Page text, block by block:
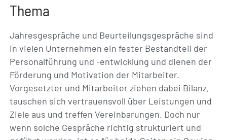
Thema
Jahresgespräche und Beurteilungsgespräche sind
in vielen Unternehmen ein fester Bestandteil der
Personalführung und -entwicklung und dienen der
Förderung und Motivation der Mitarbeiter.
Vorgesetzter und Mitarbeiter ziehen dabei Bilanz,
tauschen sich vertrauensvoll über Leistungen und
Ziele aus und treffen Vereinbarungen. Doch nur
wenn solche Gespräche richtig strukturiert und